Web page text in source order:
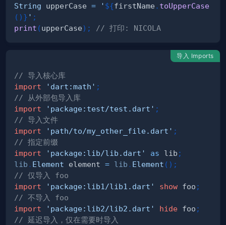
String upperCase = ' ${firstName . toUpperCase
( ) } ' ;
print (upperCase) ; // 打印: NICOLA
导入 Imports
// 导入核心库
import
'dart:math' ;
// 从外部包导入库
import
'package:test/test.dart' ;
// 导入文件
import
'path/to/my_other_file.dart' ;
// 指定前缀
import
'package:lib/lib.dart' as lib ;
lib . Element element = lib . Element ( ) ;
// 仅导入 foo
import
'package:lib1/lib1.dart' show foo ;
// 不导入 foo
import
'package:lib2/lib2.dart' hide foo ;
// 延迟导入，仅在需要时导入